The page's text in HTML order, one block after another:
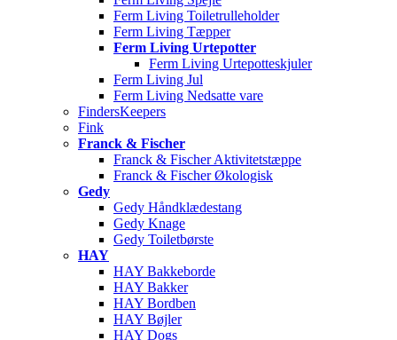
Ferm Living Toiletrulleholder
Ferm Living Tæpper
Ferm Living Urtepotter
Ferm Living Urtepotteskjuler
Ferm Living Jul
Ferm Living Nedsatte vare
FindersKeepers
Fink
Franck & Fischer
Franck & Fischer Aktivitetstæppe
Franck & Fischer Økologisk
Gedy
Gedy Håndklædestang
Gedy Knage
Gedy Toiletbørste
HAY
HAY Bakkeborde
HAY Bakker
HAY Bordben
HAY Bøjler
HAY Dogs